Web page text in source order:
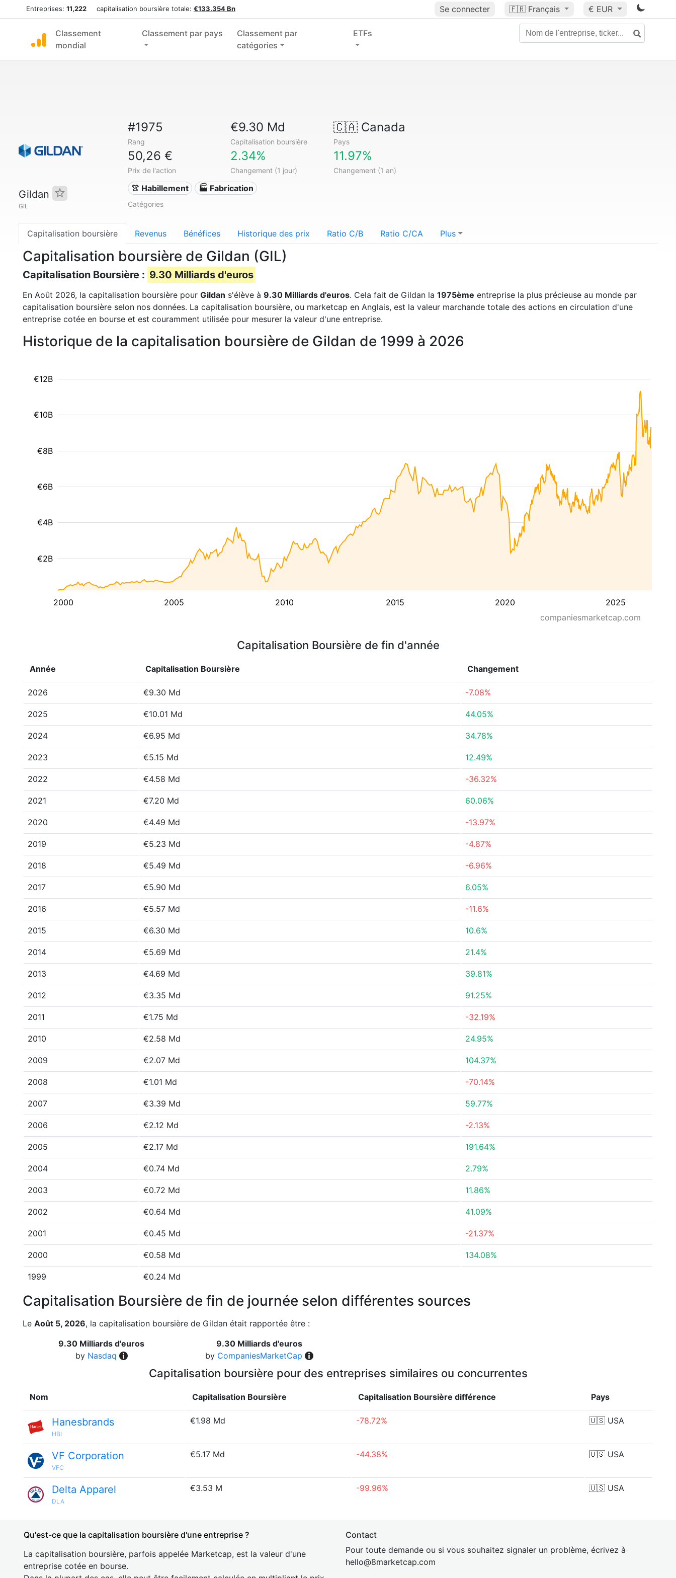
Entreprises: 11,222 capitalisation boursière totale: €133.354 Bn Se connecter 🇫🇷 Français € EUR
Classement
mondial
Classement par pays
Classement par
catégories
ETFs
Gildan
GIL
#1975
Rang
€9.30 Md
Capitalisation boursière
🇨🇦Canada
Pays
50,26 €
Prix de l'action
2.34%
Changement (1 jour)
11.97%
Changement (1 an)
👚 Habillement 🏭 Fabrication
Catégories
Capitalisation boursière Revenus Bénéfices Historique des prix Ratio C/B Ratio C/CA Plus
Capitalisation boursière de Gildan (GIL)
Capitalisation Boursière : 9.30 Milliards d'euros
En Août 2026, la capitalisation boursière pour Gildan s'élève à 9.30 Milliards d'euros. Cela fait de Gildan la 1975ème entreprise la plus précieuse au monde par
capitalisation boursière selon nos données. La capitalisation boursière, ou marketcap en Anglais, est la valeur marchande totale des actions en circulation d'une
entreprise cotée en bourse et est couramment utilisée pour mesurer la valeur d'une entreprise.
Historique de la capitalisation boursière de Gildan de 1999 à 2026
2000 2005 2010 2015 2020 2025
€2B
€4B
€6B
€8B
€10B
€12B
companiesmarketcap.com
Capitalisation Boursière de fin d'année
Année Capitalisation Boursière Changement
2026 €9.30 Md -7.08%
2025 €10.01 Md 44.05%
2024 €6.95 Md 34.78%
2023 €5.15 Md 12.49%
2022 €4.58 Md -36.32%
2021 €7.20 Md 60.06%
2020 €4.49 Md -13.97%
2019 €5.23 Md -4.87%
2018 €5.49 Md -6.96%
2017 €5.90 Md 6.05%
2016 €5.57 Md -11.6%
2015 €6.30 Md 10.6%
2014 €5.69 Md 21.4%
2013 €4.69 Md 39.81%
2012 €3.35 Md 91.25%
2011 €1.75 Md -32.19%
2010 €2.58 Md 24.95%
2009 €2.07 Md 104.37%
2008 €1.01 Md -70.14%
2007 €3.39 Md 59.77%
2006 €2.12 Md -2.13%
2005 €2.17 Md 191.64%
2004 €0.74 Md 2.79%
2003 €0.72 Md 11.86%
2002 €0.64 Md 41.09%
2001 €0.45 Md -21.37%
2000 €0.58 Md 134.08%
1999 €0.24 Md
Capitalisation Boursière de fin de journée selon différentes sources
Le Août 5, 2026, la capitalisation boursière de Gildan était rapportée être :
9.30 Milliards d'euros
by Nasdaq
9.30 Milliards d'euros
by CompaniesMarketCap
Capitalisation boursière pour des entreprises similaires ou concurrentes
Nom Capitalisation Boursière Capitalisation Boursière différence Pays
Hanesbrands
HBI
€1.98 Md -78.72% 🇺🇸 USA
VF Corporation
VFC
€5.17 Md -44.38% 🇺🇸 USA
Delta Apparel
DLA
€3.53 M -99.96% 🇺🇸 USA
Qu'est-ce que la capitalisation boursière d'une entreprise ?
La capitalisation boursière, parfois appelée Marketcap, est la valeur d'une
entreprise cotée en bourse.
Contact
Pour toute demande ou si vous souhaitez signaler un problème, écrivez à
hello@8marketcap.com